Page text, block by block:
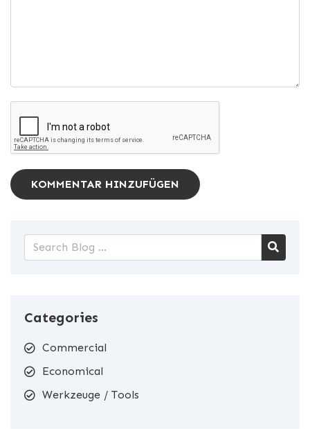
KOMMENTAR HINZUFÜGEN
Categories
Commercial
Economical
Werkzeuge / Tools